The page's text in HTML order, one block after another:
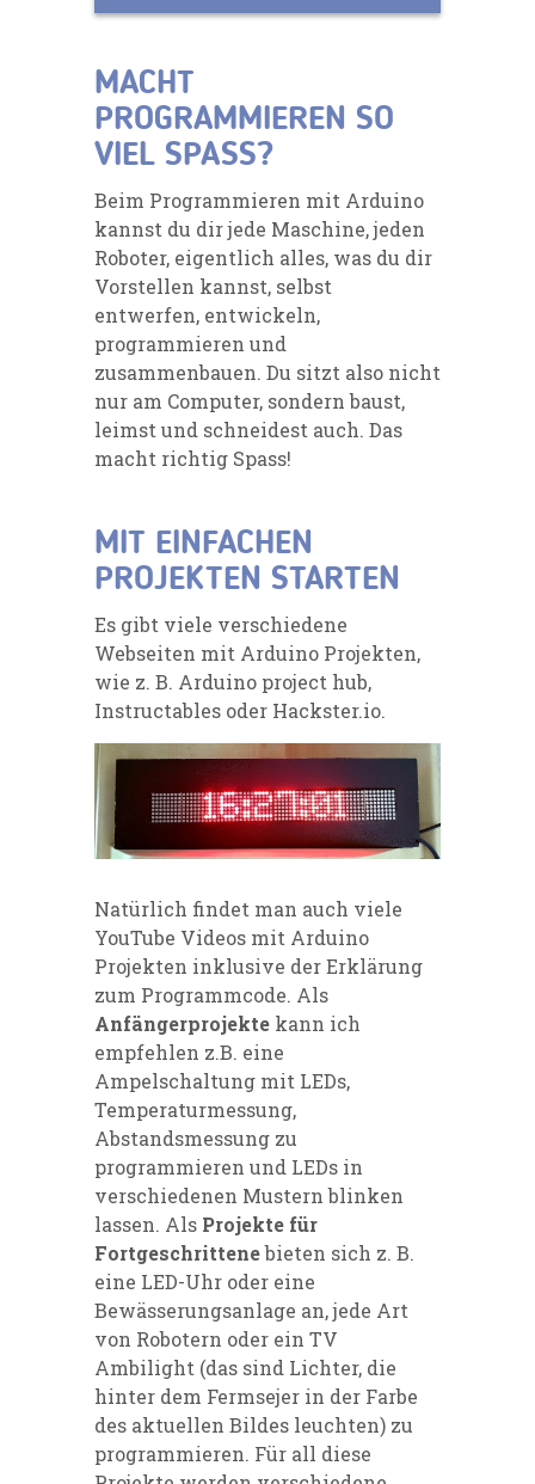
MACHT
PROGRAMMIEREN SO
VIEL SPASS?
Beim Programmieren mit Arduino
kannst du dir jede Maschine, jeden
Roboter, eigentlich alles, was du dir
Vorstellen kannst, selbst
entwerfen, entwickeln,
programmieren und
zusammenbauen. Du sitzt also nicht
nur am Computer, sondern baust,
leimst und schneidest auch. Das
macht richtig Spass!
MIT EINFACHEN
PROJEKTEN STARTEN
Es gibt viele verschiedene
Webseiten mit Arduino Projekten,
wie z. B. Arduino project hub,
Instructables oder Hackster.io.
Natürlich findet man auch viele
YouTube Videos mit Arduino
Projekten inklusive der Erklärung
zum Programmcode. Als
Anfängerprojekte kann ich
empfehlen z.B. eine
Ampelschaltung mit LEDs,
Temperaturmessung,
Abstandsmessung zu
programmieren und LEDs in
verschiedenen Mustern blinken
lassen. Als Projekte für
Fortgeschrittenebieten sich z. B.
eine LED-Uhr oder eine
Bewässerungsanlage an, jede Art
von Robotern oder ein TV
Ambilight (das sind Lichter, die
hinter dem Fermsejer in der Farbe
des aktuellen Bildes leuchten) zu
programmieren. Für all diese